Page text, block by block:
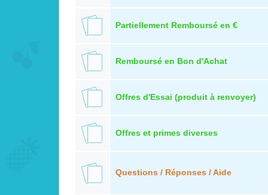
Partiellement Remboursé en €
Remboursé en Bon d'Achat
Offres d'Essai (produit à renvoyer)
Offres et primes diverses
Questions / Réponses / Aide